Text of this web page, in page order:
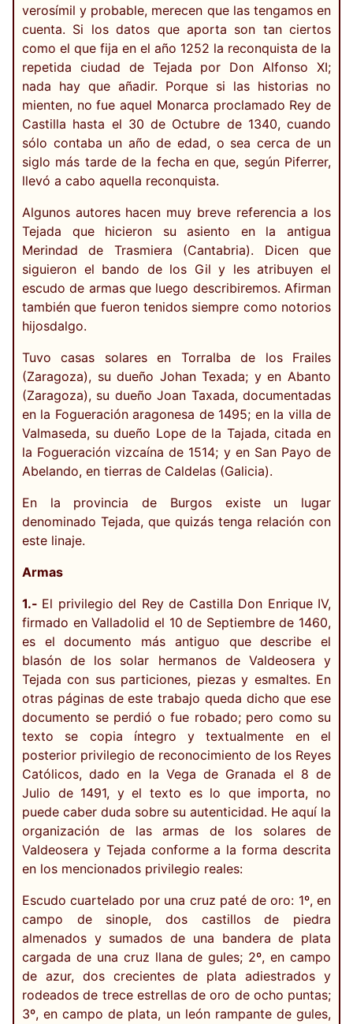
verosímil y probable, merecen que las tengamos en
cuenta. Si los datos que aporta son tan ciertos
como el que fija en el año 1252 la reconquista de la
repetida ciudad de Tejada por Don Alfonso XI;
nada hay que añadir. Porque si las historias no
mienten, no fue aquel Monarca proclamado Rey de
Castilla hasta el 30 de Octubre de 1340, cuando
sólo contaba un año de edad, o sea cerca de un
siglo más tarde de la fecha en que, según Piferrer,
llevó a cabo aquella reconquista.
Algunos autores hacen muy breve referencia a los
Tejada que hicieron su asiento en la antigua
Merindad de Trasmiera (Cantabria). Dicen que
siguieron el bando de los Gil y les atribuyen el
escudo de armas que luego describiremos. Afirman
también que fueron tenidos siempre como notorios
hijosdalgo.
Tuvo casas solares en Torralba de los Frailes
(Zaragoza), su dueño Johan Texada; y en Abanto
(Zaragoza), su dueño Joan Taxada, documentadas
en la Fogueración aragonesa de 1495; en la villa de
Valmaseda, su dueño Lope de la Tajada, citada en
la Fogueración vizcaína de 1514; y en San Payo de
Abelando, en tierras de Caldelas (Galicia).
En la provincia de Burgos existe un lugar
denominado Tejada, que quizás tenga relación con
este linaje.
Armas
1.- El privilegio del Rey de Castilla Don Enrique IV,
firmado en Valladolid el 10 de Septiembre de 1460,
es el documento más antiguo que describe el
blasón de los solar hermanos de Valdeosera y
Tejada con sus particiones, piezas y esmaltes. En
otras páginas de este trabajo queda dicho que ese
documento se perdió o fue robado; pero como su
texto se copia íntegro y textualmente en el
posterior privilegio de reconocimiento de los Reyes
Católicos, dado en la Vega de Granada el 8 de
Julio de 1491, y el texto es lo que importa, no
puede caber duda sobre su autenticidad. He aquí la
organización de las armas de los solares de
Valdeosera y Tejada conforme a la forma descrita
en los mencionados privilegio reales:
Escudo cuartelado por una cruz paté de oro: 1º, en
campo de sinople, dos castillos de piedra
almenados y sumados de una bandera de plata
cargada de una cruz llana de gules; 2º, en campo
de azur, dos crecientes de plata adiestrados y
rodeados de trece estrellas de oro de ocho puntas;
3º, en campo de plata, un león rampante de gules,